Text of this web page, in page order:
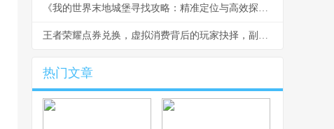
《我的世界末地城堡寻找攻略：精准定位与高效探索》
王者荣耀点券兑换，虚拟消费背后的玩家抉择，副标题：一场关于价值与欢愉的深思
热门文章